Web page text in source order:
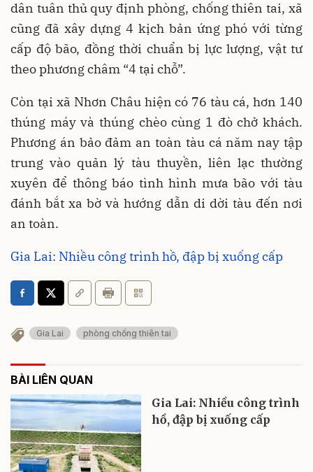
dân tuân thủ quy định phòng, chống thiên tai, xã
cũng đã xây dựng 4 kịch bản ứng phó với từng
cấp độ bão, đồng thời chuẩn bị lực lượng, vật tư
theo phương châm “4 tại chỗ”.
Còn tại xã Nhơn Châu hiện có 76 tàu cá, hơn 140
thúng máy và thúng chèo cùng 1 đò chở khách.
Phương án bảo đảm an toàn tàu cá năm nay tập
trung vào quản lý tàu thuyền, liên lạc thường
xuyên để thông báo tình hình mưa bão với tàu
đánh bắt xa bờ và hướng dẫn di dời tàu đến nơi
an toàn.
Gia Lai: Nhiều công trình hồ, đập bị xuống cấp
Gia Lai phòng chống thiên tai
BÀI LIÊN QUAN
Gia Lai: Nhiều công trình
hồ, đập bị xuống cấp